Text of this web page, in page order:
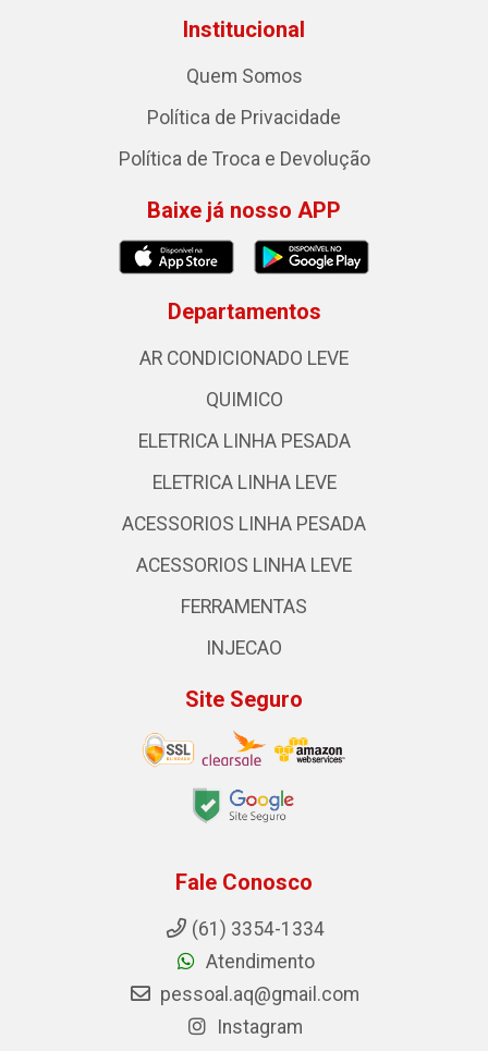
Institucional
Quem Somos
Política de Privacidade
Política de Troca e Devolução
Baixe já nosso APP
Departamentos
AR CONDICIONADO LEVE
QUIMICO
ELETRICA LINHA PESADA
ELETRICA LINHA LEVE
ACESSORIOS LINHA PESADA
ACESSORIOS LINHA LEVE
FERRAMENTAS
INJECAO
Site Seguro
Fale Conosco
(61) 3354-1334
Atendimento
pessoal.aq@gmail.com
Instagram